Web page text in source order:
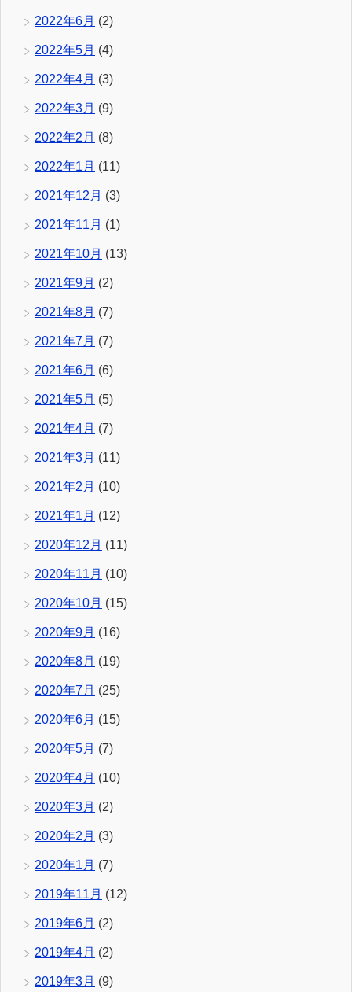
2022年6月 (2)
2022年5月 (4)
2022年4月 (3)
2022年3月 (9)
2022年2月 (8)
2022年1月 (11)
2021年12月 (3)
2021年11月 (1)
2021年10月 (13)
2021年9月 (2)
2021年8月 (7)
2021年7月 (7)
2021年6月 (6)
2021年5月 (5)
2021年4月 (7)
2021年3月 (11)
2021年2月 (10)
2021年1月 (12)
2020年12月 (11)
2020年11月 (10)
2020年10月 (15)
2020年9月 (16)
2020年8月 (19)
2020年7月 (25)
2020年6月 (15)
2020年5月 (7)
2020年4月 (10)
2020年3月 (2)
2020年2月 (3)
2020年1月 (7)
2019年11月 (12)
2019年6月 (2)
2019年4月 (2)
2019年3月 (9)